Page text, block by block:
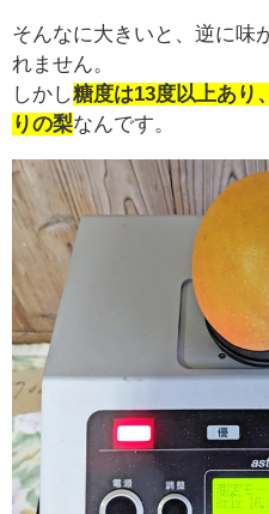
そんなに大きいと、逆に味
れません。
しかし糖度は13度以上あり
りの梨なんです。